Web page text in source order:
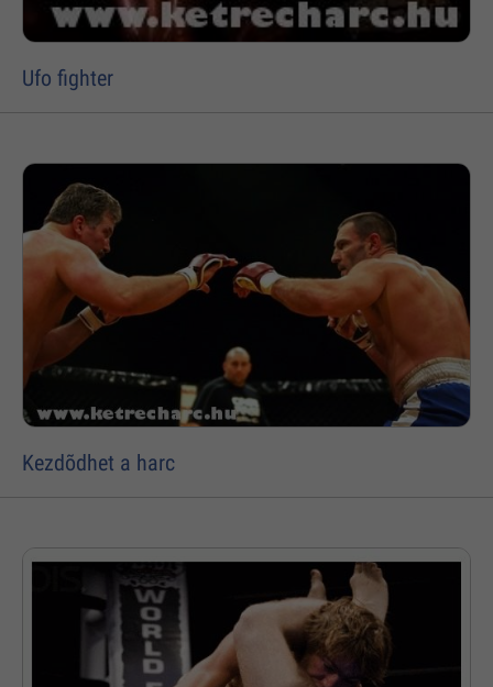
Ufo fighter
Kezdõdhet a harc